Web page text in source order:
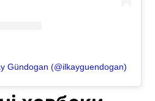
Gündogan (@ilkayguendogan)